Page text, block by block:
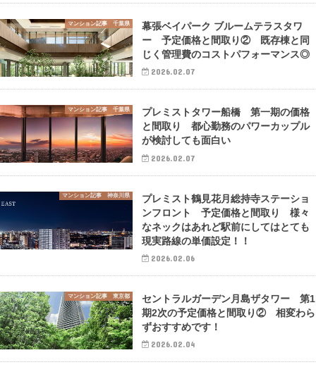
マンション記事 千葉県
幕張ベイパーク ブルームテラスタワ
ー 予定価格と間取り② 既存棟と同
じく管理費のコストパフォーマンス◎
2026.02.07
マンション記事 千葉県
プレミストタワー船橋 第一期の価格
と間取り 都心勤務のパワーカップル
が検討しても面白い
2026.02.07
マンション記事 神奈川県
プレミスト鶴見花月総持寺ステーショ
ンフロント 予定価格と間取り 様々
なネックはあれど駅前にしてはとても
現実路線の単価設定！！
2026.02.06
マンション記事 東京都
セントラルガーデン月島ザタワー 第1
期2次の予定価格と間取り② 相変わら
ずおすすめです！
2026.02.04